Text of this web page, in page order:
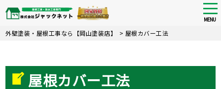
Skip
MENU
外壁塗装・屋根工事なら【岡山塗装店】 > 屋根カバー工法
屋根カバー工法